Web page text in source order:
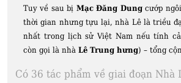
Tuy về sau bị Mạc Đăng Dungcướp
thời gian nhưng tựu lại, nhà Lê là triều
nhất trong lịch sử Việt Nam nếu tính
còn gọi là nhà Lê Trung hưng) – tổng
Có 36 tác phẩm về giai đoạn Nhà